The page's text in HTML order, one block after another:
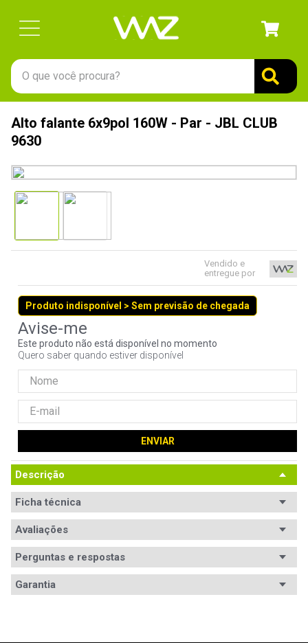
O que você procura?
Alto falante 6x9pol 160W - Par - JBL CLUB
9630
Vendido e
entregue por
Produto indisponível > Sem previsão de chegada
Este produto não está disponível no momento
Quero saber quando estiver disponível
ENVIAR
Descrição
Ficha técnica
Avaliações
Avaliações
Perguntas e respostas
Garantia
1º
gabinete
3º
ssd
6º
mouse
8º
controle
10º fractal